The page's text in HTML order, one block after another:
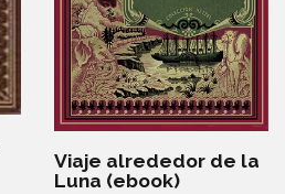
Viaje alrededor de la
Luna (ebook)